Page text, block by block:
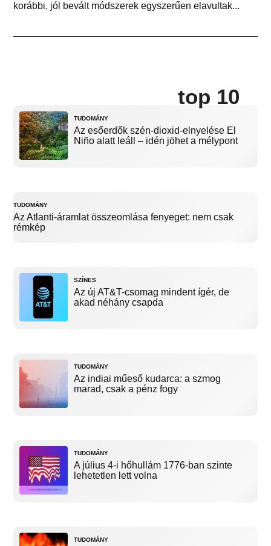
korábbi, jól bevált módszerek egyszerűen elavultak...
top 10
TUDOMÁNY
Az esőerdők szén-dioxid-elnyelése El
Niño alatt leáll – idén jöhet a mélypont
TUDOMÁNY
Az Atlanti-áramlat összeomlása fenyeget: nem csak
rémkép
SZÍNES
Az új AT&T-csomag mindent ígér, de
akad néhány csapda
TUDOMÁNY
Az indiai műeső kudarca: a szmog
marad, csak a pénz fogy
TUDOMÁNY
A július 4-i hőhullám 1776-ban szinte
lehetetlen lett volna
TUDOMÁNY